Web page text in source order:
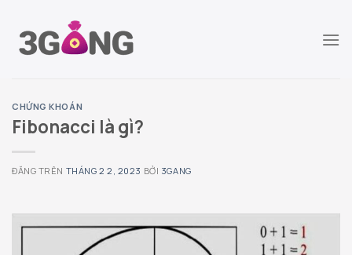
đến
CHỨNG KHOÁN
Fibonacci là gì?
ĐĂNG TRÊN THÁNG 2 2, 2023 BỞI 3GANG